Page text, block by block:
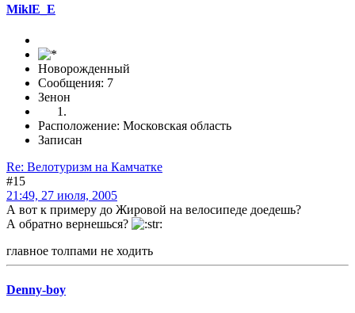
MiklE_E
Новорожденный
Сообщения: 7
Зенон
Расположение: Московская область
Записан
Re: Велотуризм на Камчатке
#15
21:49, 27 июля, 2005
А вот к примеру до Жировой на велосипеде доедешь?
А обратно вернешься?
главное толпами не ходить
Denny-boy